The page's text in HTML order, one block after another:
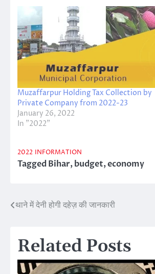
Muzaffarpur Holding Tax Collection by
Private Company from 2022-23
January 26, 2022
In "2022"
2022 INFORMATION
TaggedBihar,budget,economy
Post
थाने में देनी होगी दहेज़ की जानकारी
Related Posts